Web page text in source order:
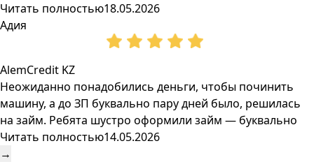
Читать полностью18.05.2026
Адия
AlemCredit KZ
Неожиданно понадобились деньги, чтобы починить
машину, а до ЗП буквально пару дней было, решилась
на займ. Ребята шустро оформили займ — буквально
Читать полностью14.05.2026
→